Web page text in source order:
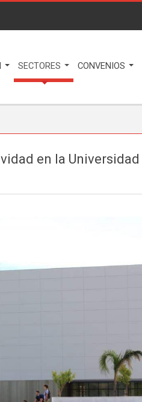
SECTORES CONVENIOS
en la